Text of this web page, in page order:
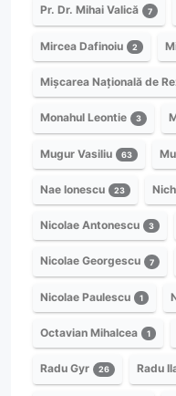
Pr. Dr. Mihai Valică 7
Mircea Dafinoiu 2
Mișcarea Națională de
Monahul Leontie 3
Mugur Vasiliu 63
Nae Ionescu 23
Nicolae Antonescu 3
Nicolae Georgescu 7
Nicolae Paulescu 1
Octavian Mihalcea 1
Radu Gyr 26 Radu